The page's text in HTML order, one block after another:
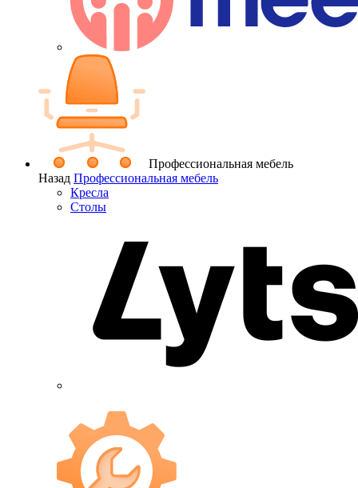
Профессиональная мебель
Назад Профессиональная мебель
Кресла
Столы